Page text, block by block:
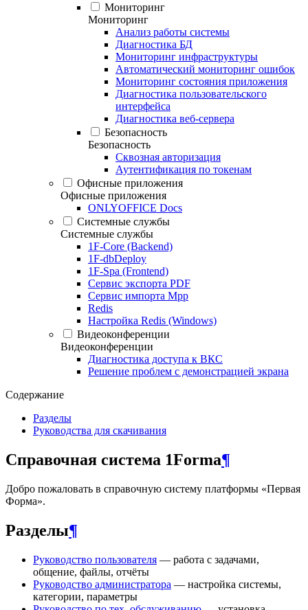
Мониторинг
Мониторинг
Анализ работы системы
Диагностика БД
Мониторинг инфраструктуры
Автоматический мониторинг ошибок
Мониторинг состояния приложения
Диагностика пользовательского
интерфейса
Диагностика веб-сервера
Безопасность
Безопасность
Сквозная авторизация
Аутентификация по токенам
Офисные приложения
Офисные приложения
ONLYOFFICE Docs
Системные службы
Системные службы
1F-Core (Backend)
1F-dbDeploy
1F-Spa (Frontend)
Сервис экспорта PDF
Сервис импорта Mpp
Redis
Настройка Redis (Windows)
Видеоконференции
Видеоконференции
Диагностика доступа к ВКС
Решение проблем с демонстрацией экрана
Содержание
Разделы
Руководства для скачивания
Справочная система 1Forma¶
Добро пожаловать в справочную систему платформы «Первая
Форма».
Разделы¶
Руководство пользователя — работа с задачами,
общение, файлы, отчёты
Руководство администратора — настройка системы,
категории, параметры